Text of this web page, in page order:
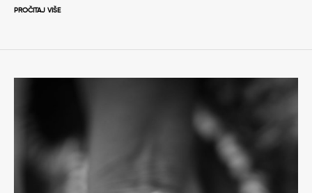
PROČITAJ VIŠE